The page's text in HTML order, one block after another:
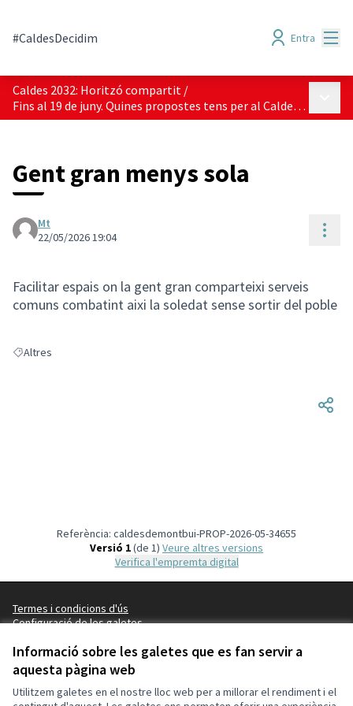
Informació sobre les galetes que es fan servir a
aquesta pàgina web
Utilitzem galetes en el nostre lloc web per a millorar el rendiment i el
#CaldesDecidim Entra
Caldes 2032: Horitzó compartit /
Fins al 19 de juny. Quines propostes tens per al Caldes del 2032?
Gent gran menys sola
Mt
22/05/2026 19:04
Facilitar espais on la gent gran comparteixi serveis
comuns combatint aixi la soledat sense sortir del poble
Resultats en filtrar per: Altres
Altres
Referència: caldesdemontbui-PROP-2026-05-34655
Versió 1(de 1)
veure altres versions
Verifica l'empremta digital
Termes i condicions d'ús
Configuració de les galetes
(Enllaç extern)
(Enllaç extern)
(Enllaç extern)
(Enllaç extern)
Català
Triar la llenguaElegir el idioma